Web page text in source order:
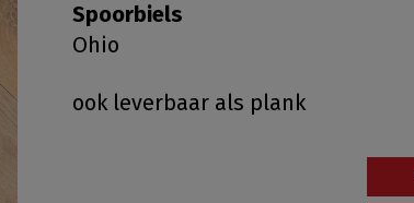
Spoorbiels
Ohio
ook leverbaar als plank